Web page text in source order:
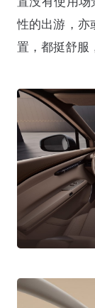
性的出游，亦
置，都挺舒服